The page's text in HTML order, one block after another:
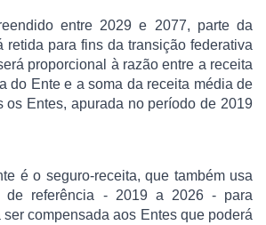
entre 2029 e 2077, parte da
retida para fins da transição federativa
proporcional à razão entre a receita
do Ente e a soma da receita média de
os Entes, apurada no período de 2019
é o seguro-receita, que também usa
de referência - 2019 a 2026 - para
compensada aos Entes que poderá